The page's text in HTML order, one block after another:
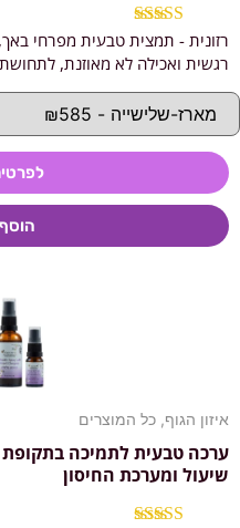
רזונית - תמצית טבעית מפרחי
רגשית ואכילה לא מאוזנת,
דורג5.00
מתוך 5
איזון הגוף, כל המוצרים
ערכה טבעית לתמיכה
שיעול ומערכת החיסון